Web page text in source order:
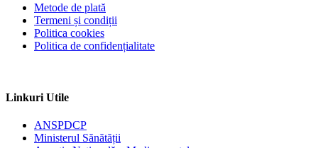
Metode de plată
Termeni și condiții
Politica cookies
Politica de confidențialitate
Linkuri Utile
ANSPDCP
Ministerul Sănătății